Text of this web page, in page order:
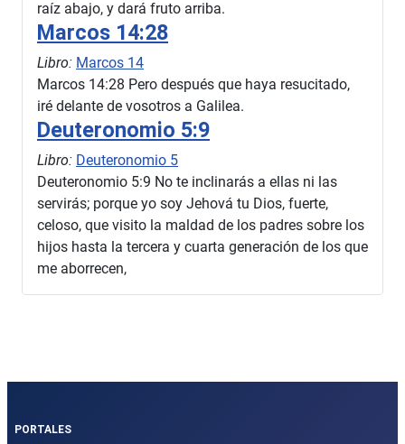
raíz abajo, y dará fruto arriba.
Marcos 14:28
Libro: Marcos 14
Marcos 14:28 Pero después que haya resucitado,
iré delante de vosotros a Galilea.
Deuteronomio 5:9
Libro: Deuteronomio 5
Deuteronomio 5:9 No te inclinarás a ellas ni las
servirás; porque yo soy Jehová tu Dios, fuerte,
celoso, que visito la maldad de los padres sobre los
hijos hasta la tercera y cuarta generación de los que
me aborrecen,
PORTALES